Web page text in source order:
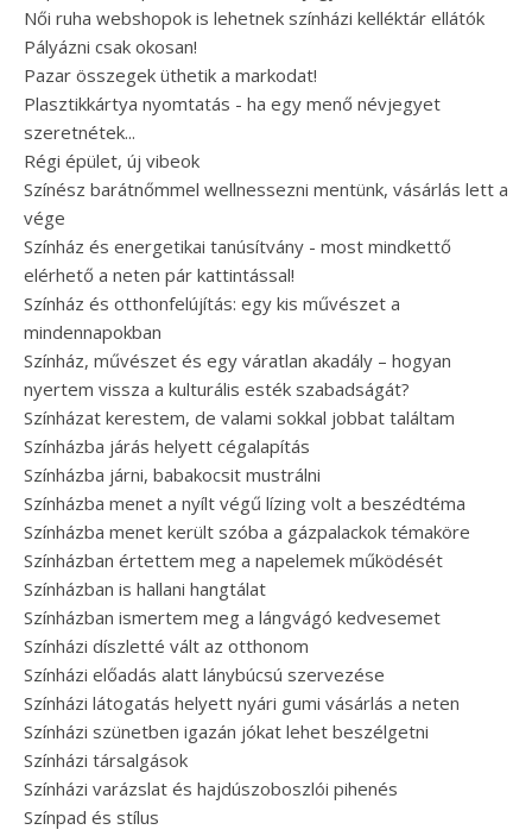
Női ruha webshopok is lehetnek színházi kelléktár ellátók
Pályázni csak okosan!
Pazar összegek üthetik a markodat!
Plasztikkártya nyomtatás - ha egy menő névjegyet
szeretnétek...
Régi épület, új vibeok
Színész barátnőmmel wellnessezni mentünk, vásárlás lett a
vége
Színház és energetikai tanúsítvány - most mindkettő
elérhető a neten pár kattintással!
Színház és otthonfelújítás: egy kis művészet a
mindennapokban
Színház, művészet és egy váratlan akadály – hogyan
nyertem vissza a kulturális esték szabadságát?
Színházat kerestem, de valami sokkal jobbat találtam
Színházba járás helyett cégalapítás
Színházba járni, babakocsit mustrálni
Színházba menet a nyílt végű lízing volt a beszédtéma
Színházba menet került szóba a gázpalackok témaköre
Színházban értettem meg a napelemek működését
Színházban is hallani hangtálat
Színházban ismertem meg a lángvágó kedvesemet
Színházi díszletté vált az otthonom
Színházi előadás alatt lánybúcsú szervezése
Színházi látogatás helyett nyári gumi vásárlás a neten
Színházi szünetben igazán jókat lehet beszélgetni
Színházi társalgások
Színházi varázslat és hajdúszoboszlói pihenés
Színpad és stílus